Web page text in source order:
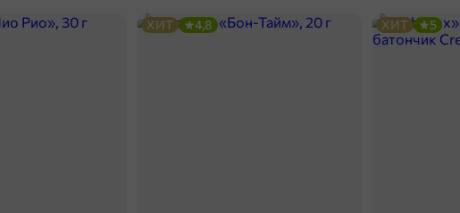
ХИТ 4,8 ХИТ 5